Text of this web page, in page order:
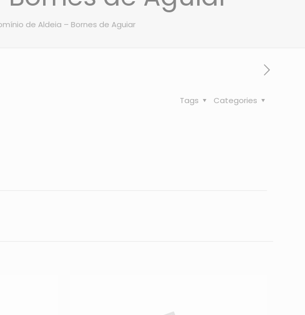
de Aldeia – Bornes de Aguiar
Categories
Tags